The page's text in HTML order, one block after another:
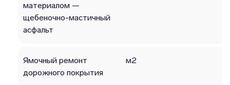
материалом —
щебеночно-мастичный
асфальт
Ямочный ремонт
дорожного покрытия
м2